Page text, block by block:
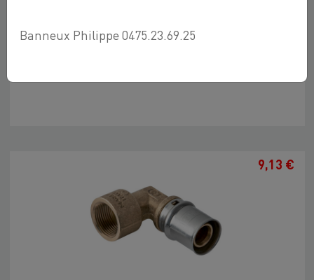
Coude 1/2F x 16
9,13 €
Banneux Philippe 0475.23.69.25